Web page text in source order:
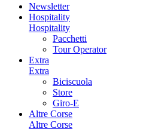
Newsletter
Hospitality
Hospitality
Pacchetti
Tour Operator
Extra
Extra
Biciscuola
Store
Giro-E
Altre Corse
Altre Corse